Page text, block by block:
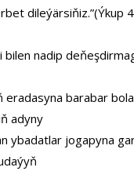
dileýärsiňiz.”(Ýkup
nadip
eradasyna barabar
adyny
ybadatlar jogapyna